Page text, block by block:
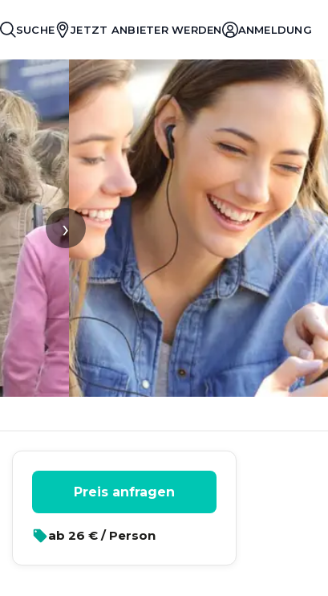
SUCHE JETZT ANBIETER WERDEN ANMELDUNG
›
Preis anfragen
ab 26 € / Person